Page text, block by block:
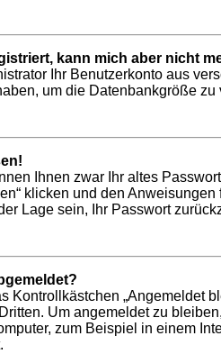
kann mich aber nicht
Ihr Benutzerkonto aus
um die Datenbankgröße
Ihnen zwar Ihr altes
klicken und den
Lage sein, Ihr Passwort
Kontrollkästchen „Angemeldet
Um angemeldet zu
zum Beispiel in einem